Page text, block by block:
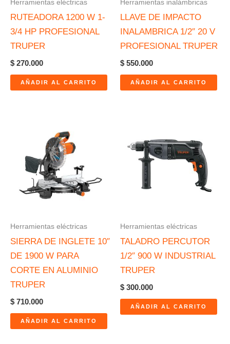
Herramientas eléctricas
RUTEADORA 1200 W 1-
3/4 HP PROFESIONAL
TRUPER
$ 270.000
AÑADIR AL CARRITO
Herramientas inalámbricas
LLAVE DE IMPACTO
INALAMBRICA 1/2″ 20 V
PROFESIONAL TRUPER
$ 550.000
AÑADIR AL CARRITO
Herramientas eléctricas
SIERRA DE INGLETE 10″
DE 1900 W PARA
CORTE EN ALUMINIO
TRUPER
$ 710.000
AÑADIR AL CARRITO
Herramientas eléctricas
TALADRO PERCUTOR
1/2″ 900 W INDUSTRIAL
TRUPER
$ 300.000
AÑADIR AL CARRITO